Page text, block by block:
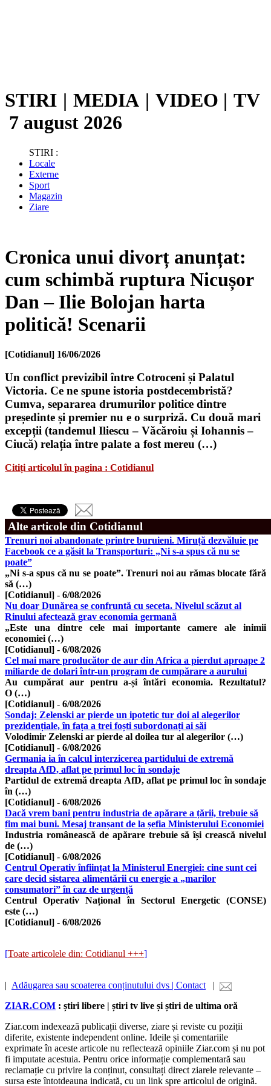
STIRI | MEDIA | VIDEO | TV
7 august 2026
STIRI :
Locale
Externe
Sport
Magazin
Ziare
Cronica unui divorț anunțat:
cum schimbă ruptura Nicușor
Dan – Ilie Bolojan harta
politică! Scenarii
[Cotidianul] 16/06/2026
Un conflict previzibil între Cotroceni și Palatul
Victoria. Ce ne spune istoria postdecembristă?
Cumva, separarea drumurilor politice dintre
președinte și premier nu e o surpriză. Cu două mari
excepții (tandemul Iliescu – Văcăroiu și Iohannis –
Ciucă) relația între palate a fost mereu (…)
Citiți articolul în pagina : Cotidianul
Alte articole din Cotidianul
Trenuri noi abandonate printre buruieni. Miruță dezvăluie pe
Facebook ce a găsit la Transporturi: „Ni s-a spus că nu se
poate”
„Ni s-a spus că nu se poate”. Trenuri noi au rămas blocate fără
să (…)
[Cotidianul] - 6/08/2026
Nu doar Dunărea se confruntă cu seceta. Nivelul scăzut al
Rinului afectează grav economia germană
„Este una dintre cele mai importante camere ale inimii
economiei (…)
[Cotidianul] - 6/08/2026
Cel mai mare producător de aur din Africa a pierdut aproape 2
miliarde de dolari într-un program de cumpărare a aurului
Au cumpărat aur pentru a-și întări economia. Rezultatul?
O (…)
[Cotidianul] - 6/08/2026
Sondaj: Zelenski ar pierde un ipotetic tur doi al alegerilor
prezidențiale, în fața a trei foști subordonați ai săi
Volodimir Zelenski ar pierde al doilea tur al alegerilor (…)
[Cotidianul] - 6/08/2026
Germania ia în calcul interzicerea partidului de extremă
dreapta AfD, aflat pe primul loc în sondaje
Partidul de extremă dreapta AfD, aflat pe primul loc în sondaje
în (…)
[Cotidianul] - 6/08/2026
Dacă vrem bani pentru industria de apărare a țării, trebuie să
fim mai buni. Mesaj tranșant de la șefia Ministerului Economiei
Industria românească de apărare trebuie să își crească nivelul
de (…)
[Cotidianul] - 6/08/2026
Centrul Operativ înființat la Ministerul Energiei: cine sunt cei
care decid sistarea alimentării cu energie a „marilor
consumatori” în caz de urgență
Centrul Operativ Național în Sectorul Energetic (CONSE)
este (…)
[Cotidianul] - 6/08/2026
[Toate articolele din: Cotidianul +++]
| Adăugarea sau scoaterea conținutului dvs | Contact |
ZIAR.COM : știri libere | știri tv live și știri de ultima oră
Ziar.com indexează publicații diverse, ziare și reviste cu poziții
diferite, existente independent online. Ideile și comentariile
exprimate în aceste articole nu reflectează opiniile Ziar.com și nu pot
fi imputate acestuia. Pentru orice informație complementară sau
reclamație cu privire la conținut, consultați direct ziarele relevante –
sursa este întotdeauna indicată, cu un link spre articolul de origină.